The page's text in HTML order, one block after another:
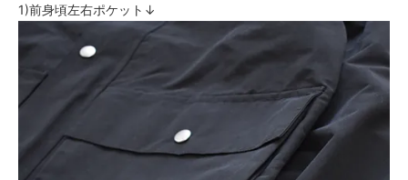
1)前身頃左右ポケット↓